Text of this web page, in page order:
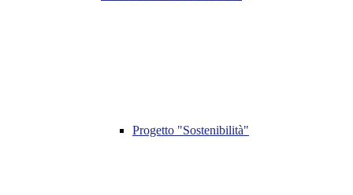
Progetto "Sostenibilità"